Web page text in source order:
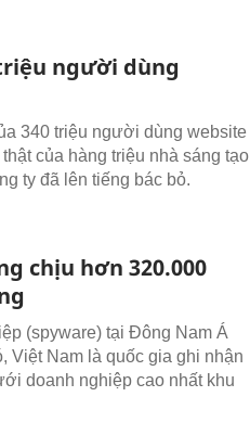
người dùng
340 triệu người dùng website
của hàng triệu nhà sáng tạo
ty đã lên tiếng bác bỏ.
chịu hơn 320.000
(spyware) tại Đông Nam Á
Việt Nam là quốc gia ghi nhận
doanh nghiệp cao nhất khu